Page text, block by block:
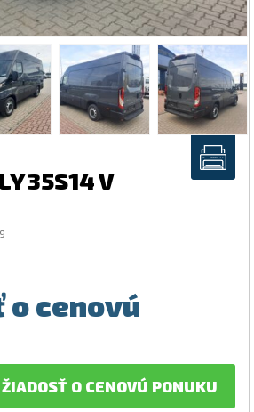
35S14 V
o cenovú
ŽIADOSŤ O CENOVÚ PONUKU